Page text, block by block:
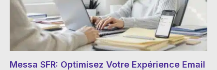
Messa SFR: Optimisez Votre Expérience Email